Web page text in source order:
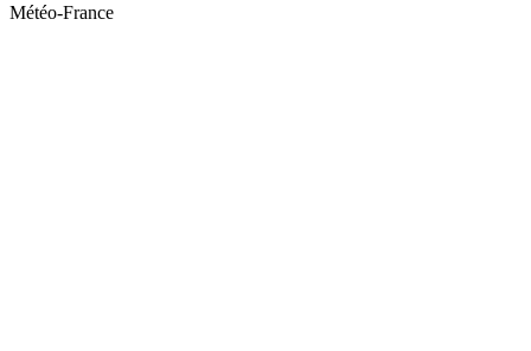
Météo-France